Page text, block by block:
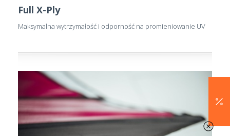
Full X-Ply
Maksymalna wytrzymałość i odporność na promieniowanie UV